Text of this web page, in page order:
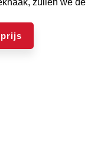
zullen we de